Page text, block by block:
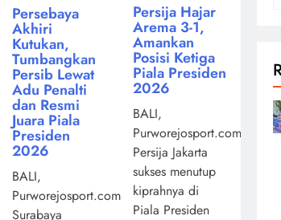
Persebaya
Akhiri
Kutukan,
Tumbangkan
Persib Lewat
Adu Penalti
dan Resmi
Juara Piala
Presiden
2026
BALI,
Purworejosport.com,
Surabaya
Persija Hajar
Arema 3-1,
Amankan
Posisi Ketiga
Piala Presiden
2026
BALI,
Purworejosport.com,
Persija Jakarta
sukses menutup
kiprahnya di
Piala Presiden